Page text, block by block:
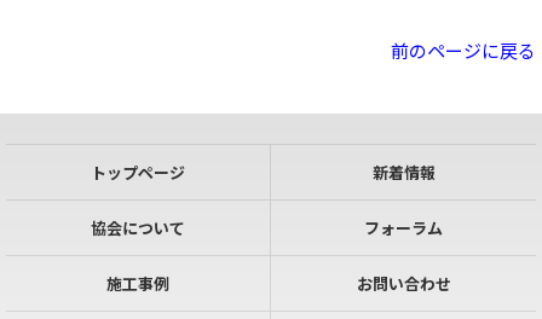
前のページに戻る
トップページ 新着情報
協会について フォーラム
施工事例 お問い合わせ